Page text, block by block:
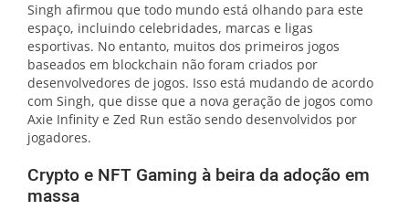
Singh afirmou que todo mundo está olhando para este
espaço, incluindo celebridades, marcas e ligas
esportivas. No entanto, muitos dos primeiros jogos
baseados em blockchain não foram criados por
desenvolvedores de jogos. Isso está mudando de acordo
com Singh, que disse que a nova geração de jogos como
Axie Infinity e Zed Run estão sendo desenvolvidos por
jogadores.
Crypto e NFT Gaming à beira da adoção em
massa